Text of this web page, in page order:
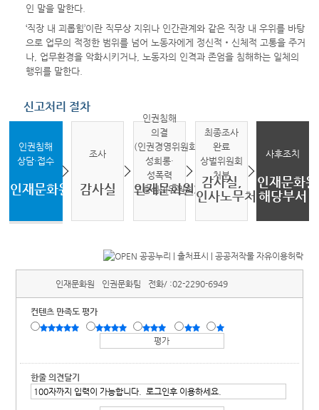
인 말을 말한다.
‘직장 내 괴롭힘’이란 직무상 지위나 인간관계와 같은 직장 내 우위를 바탕
으로 업무의 적정한 범위를 넘어 노동자에게 정신적‧신체적 고통을 주거
나, 업무환경을 악화시키거나, 노동자의 인격과 존엄을 침해하는 일체의
행위를 말한다.
신고처리 절차
인권침해
상담·접수
인재문화원
조사
감사실
인권침해
의결
(인권경영위원회,
성희롱·
성폭력
고충심의위원회)
인재문화원
최종조사
완료
상벌위원회
처분
감사실,
인사노무처
사후조치
인재문화
해당부서
인재문화원 인권문화팀 전화/ :02-2290-6949
컨텐츠 만족도 평가
한줄 의견달기